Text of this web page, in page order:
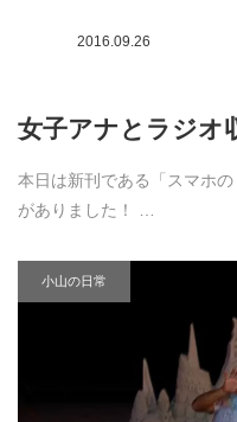
2016.09.26
女子アナとラジオ
本日は新刊である「スマホ
がありました！ …
小山の日常